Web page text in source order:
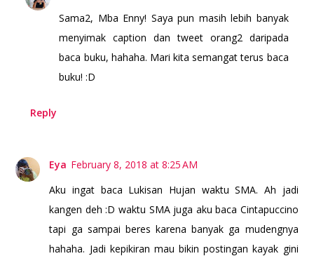
Sama2, Mba Enny! Saya pun masih lebih banyak
menyimak caption dan tweet orang2 daripada
baca buku, hahaha. Mari kita semangat terus baca
buku! :D
Reply
Eya February 8, 2018 at 8:25 AM
Aku ingat baca Lukisan Hujan waktu SMA. Ah jadi
kangen deh :D waktu SMA juga aku baca Cintapuccino
tapi ga sampai beres karena banyak ga mudengnya
hahaha. Jadi kepikiran mau bikin postingan kayak gini